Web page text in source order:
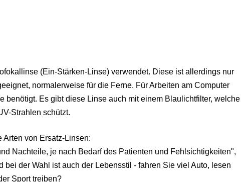
(Ein-Stärken-Linse) verwendet. Diese ist allerdings nur
normalerweise für die Ferne. Für Arbeiten am Computer
benötigt. Es gibt diese Linse auch mit einem Blaulichtfilter, welche
Strahlen schützt.
Arten von Ersatz-Linsen:
Nachteile, je nach Bedarf des Patienten und Fehlsichtigkeiten",
bei der Wahl ist auch der Lebensstil - fahren Sie viel Auto, lesen
Sport treiben?